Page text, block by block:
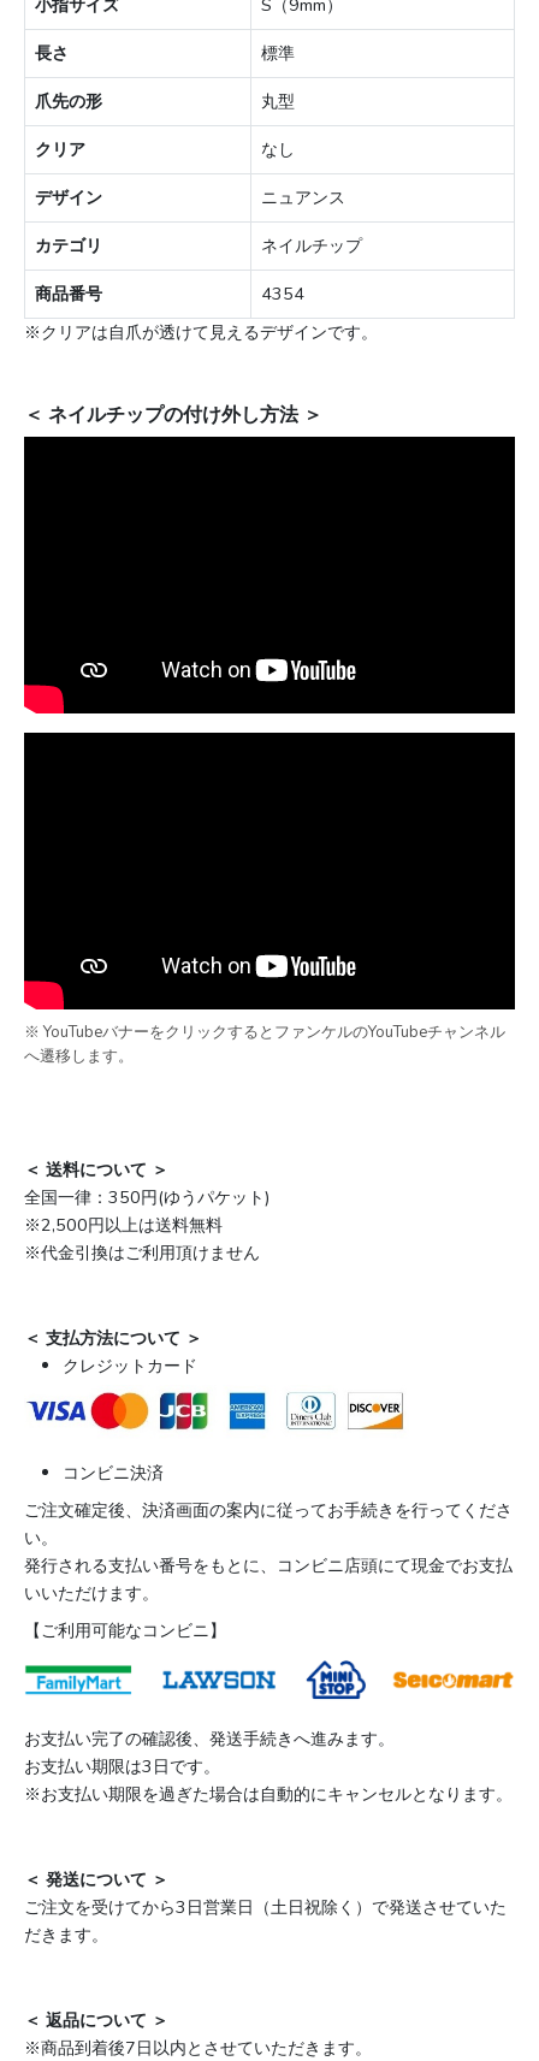
小指サイズ
S（9mm）
長さ
標準
爪先の形
丸型
クリア
なし
デザイン
ニュアンス
カテゴリ
ネイルチップ
商品番号
4354
※クリアは自爪が透けて見えるデザインです。
＜ ネイルチップの付け外し方法 ＞
※ YouTubeバナーをクリックするとファンケルのYouTubeチャンネル
へ遷移します。
＜ 送料について ＞
全国一律：350円(ゆうパケット)
※2,500円以上は送料無料
※代金引換はご利用頂けません
＜ 支払方法について ＞
クレジットカード
コンビニ決済
ご注文確定後、決済画面の案内に従ってお手続きを行ってくださ
い。
発行される支払い番号をもとに、コンビニ店頭にて現金でお支払
いいただけます。
【ご利用可能なコンビニ】
お支払い完了の確認後、発送手続きへ進みます。
お支払い期限は3日です。
※お支払い期限を過ぎた場合は自動的にキャンセルとなります。
＜ 発送について ＞
ご注文を受けてから3日営業日（土日祝除く）で発送させていた
だきます。
＜ 返品について ＞
※商品到着後7日以内とさせていただきます。